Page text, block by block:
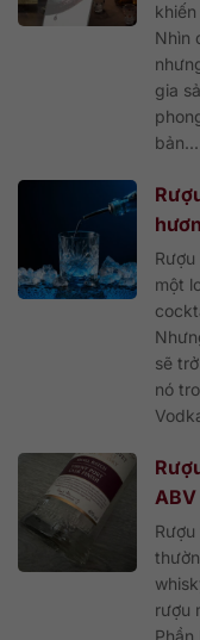
Nhìn
gia
bản...
một
sẽ
nó
rượu